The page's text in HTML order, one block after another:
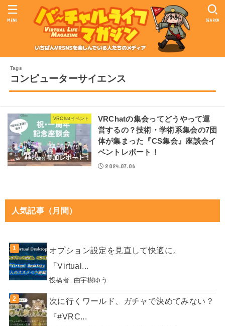
SEARCH
MENU
コンピューターサイエンス
VRChatイベント
VRChatの集会ってどうやって運
営するの？技術・学術系集会の7団
体が集まった『CS集会』座談会イ
ベントレポート！
2024.07.06
人気記事（月間）
オプション設定を見直して快適に。
『Virtual...
投稿者: 由宇樹ゆう
次に行くワールド、ガチャで決めてみない？
『#VRC...